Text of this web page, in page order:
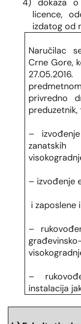
4) dokaza o
licence,
izdatog od
Naručilac
Crne Gore,
privredno
–
– izvođenje
i zaposlene
–
–
instalacija